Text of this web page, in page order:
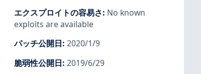
エクスプロイトの容易さ: No known
exploits are available
パッチ公開日: 2020/1/9
脆弱性公開日: 2019/6/29